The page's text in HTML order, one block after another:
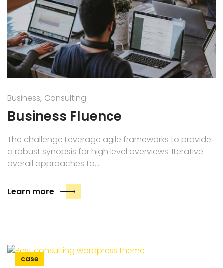
Business Consulting
Business Fluence
The challenge Leverage agile frameworks to provide
a robust synopsis for high level overviews. Iterative
overall approaches to…
Learn more
case